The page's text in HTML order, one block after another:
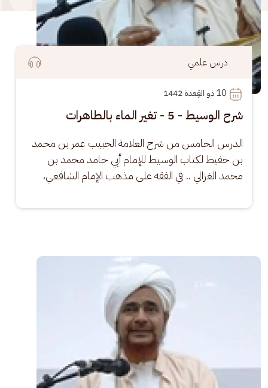
درس علمي
10
شرح الوسيط - 5 - تغير الماء بالطاهرات
الدرس الخامس من شرح العلامة الحبيب عمر بن محمد
بن حفيظ لكتاب الوسيط للإمام أبي حامد محمد بن
محمد الغزالي .. في الفقه على مذهب الإمام الشافعي،
الصورة